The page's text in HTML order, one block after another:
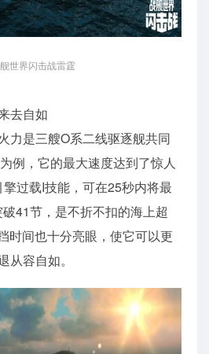
世界闪击战雷霆
去自如
力是三艘O系二线驱逐舰共同
例，它的最大速度达到了惊人
过载I技能，可在25秒内将最
41节，是不折不扣的海上超
时间也十分亮眼，使它可以更
从容自如。